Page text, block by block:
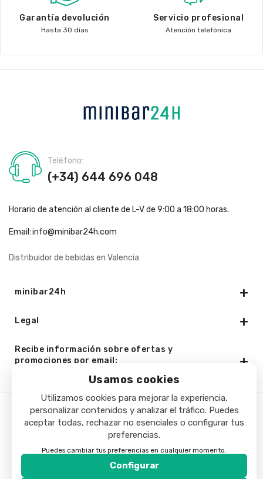
Usamos cookies
Utilizamos cookies para mejorar la experiencia,
personalizar contenidos y analizar el tráfico. Puedes
aceptar todas, rechazar no esenciales o configurar tus
preferencias.
Puedes cambiar tus preferencias en cualquier momento.
Configurar
Garantía devolución
Hasta 30 días
Servicio profesional
Atención telefónica
Teléfono:
(+34) 644 696 048
Horario de atención al cliente de L-V de 9:00 a 18:00 horas.
Email:info@minibar24h.com
Distribuidor de bebidas en Valencia
minibar24h
Legal
Recibe información sobre ofertas y
promociones por email:
Copyright © 2025 - Minibar24h.com. Todos los derechos
reservados.